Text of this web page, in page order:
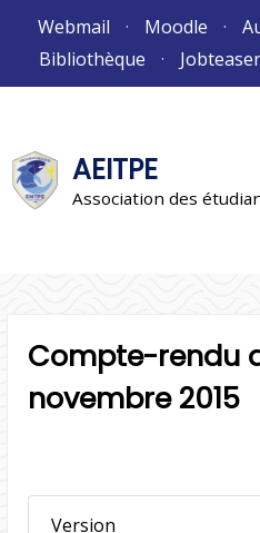
Webmail Moodle
Bibliothèque
Jobteaser
AEITPE
Association des
Compte-rendu
novembre 2015
Version